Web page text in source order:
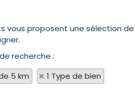
vous proposent une sélection
recherche :
5 km
1 Type de bien